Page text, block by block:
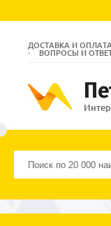
ДОСТАВКА И ОПЛАТА
ВОПРОСЫ И